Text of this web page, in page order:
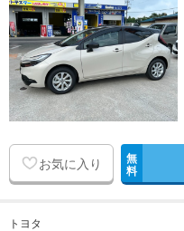
お気に入り 無
料
トヨタ